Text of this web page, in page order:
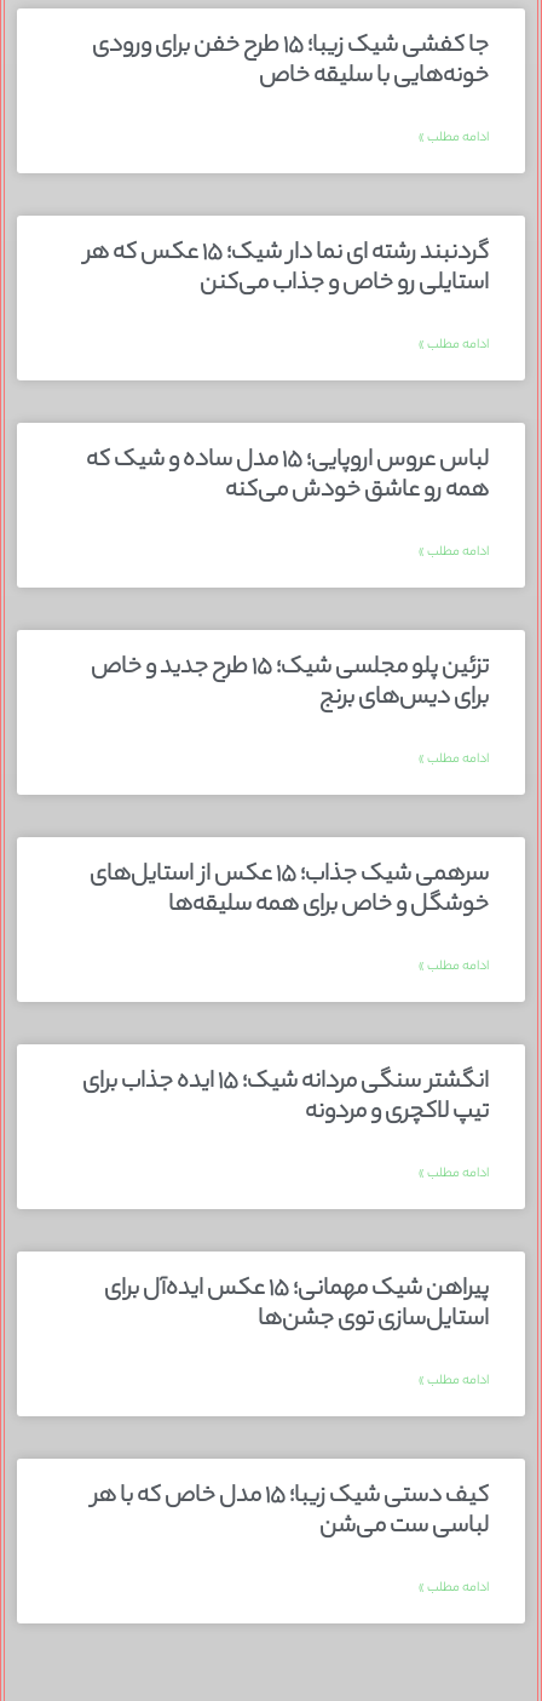
جا کفشی شیک زیبا؛ ۱۵ طرح خفن برای ورودی
خونه‌هایی با سلیقه خاص
ادامه مطلب »
گردنبند رشته ای نما دار شیک؛ ۱۵ عکس که هر
استایلی رو خاص و جذاب می‌کنن
ادامه مطلب »
لباس عروس اروپایی؛ ۱۵ مدل ساده و شیک که
همه رو عاشق خودش می‌کنه
ادامه مطلب »
تزئین پلو مجلسی شیک؛ ۱۵ طرح جدید و خاص
برای دیس‌های برنج
ادامه مطلب »
سرهمی شیک جذاب؛ ۱۵ عکس از استایل‌های
خوشگل و خاص برای همه سلیقه‌ها
ادامه مطلب »
انگشتر سنگی مردانه شیک؛ ۱۵ ایده جذاب برای
تیپ لاکچری و مردونه
ادامه مطلب »
پیراهن شیک مهمانی؛ ۱۵ عکس ایده‌آل برای
استایل‌سازی توی جشن‌ها
ادامه مطلب »
کیف دستی شیک زیبا؛ ۱۵ مدل خاص که با هر
لباسی ست می‌شن
ادامه مطلب »